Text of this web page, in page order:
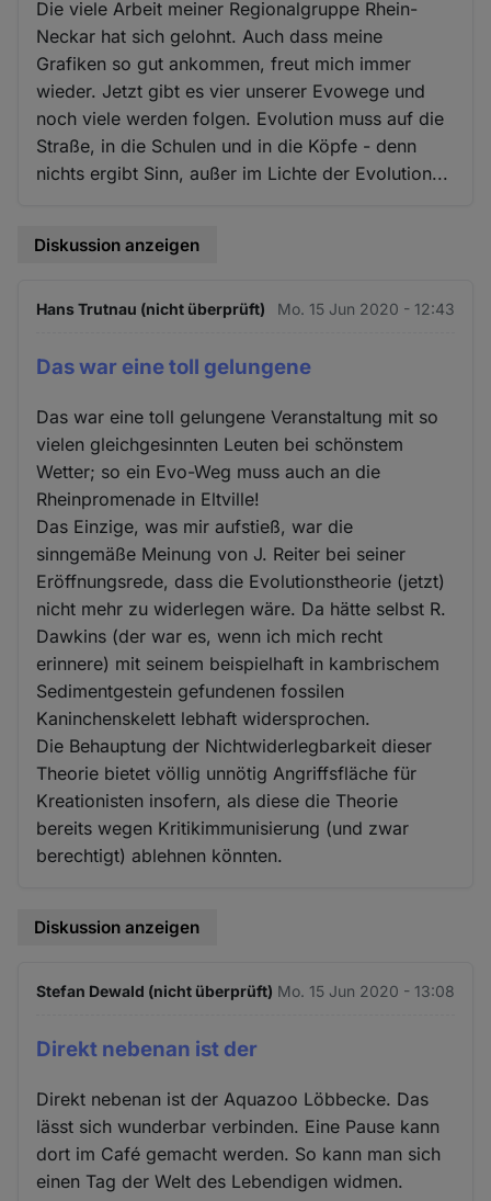
Die viele Arbeit meiner Regionalgruppe Rhein-
Neckar hat sich gelohnt. Auch dass meine
Grafiken so gut ankommen, freut mich immer
wieder. Jetzt gibt es vier unserer Evowege und
noch viele werden folgen. Evolution muss auf die
Straße, in die Schulen und in die Köpfe - denn
nichts ergibt Sinn, außer im Lichte der Evolution...
Diskussion anzeigen
Hans Trutnau (nicht überprüft) Mo. 15 Jun 2020 - 12:43
Das war eine toll gelungene
Das war eine toll gelungene Veranstaltung mit so
vielen gleichgesinnten Leuten bei schönstem
Wetter; so ein Evo-Weg muss auch an die
Rheinpromenade in Eltville!
Das Einzige, was mir aufstieß, war die
sinngemäße Meinung von J. Reiter bei seiner
Eröffnungsrede, dass die Evolutionstheorie (jetzt)
nicht mehr zu widerlegen wäre. Da hätte selbst R.
Dawkins (der war es, wenn ich mich recht
erinnere) mit seinem beispielhaft in kambrischem
Sedimentgestein gefundenen fossilen
Kaninchenskelett lebhaft widersprochen.
Die Behauptung der Nichtwiderlegbarkeit dieser
Theorie bietet völlig unnötig Angriffsfläche für
Kreationisten insofern, als diese die Theorie
bereits wegen Kritikimmunisierung (und zwar
berechtigt) ablehnen könnten.
Diskussion anzeigen
Stefan Dewald (nicht überprüft) Mo. 15 Jun 2020 - 13:08
Direkt nebenan ist der
Direkt nebenan ist der Aquazoo Löbbecke. Das
lässt sich wunderbar verbinden. Eine Pause kann
dort im Café gemacht werden. So kann man sich
einen Tag der Welt des Lebendigen widmen.